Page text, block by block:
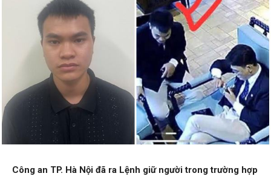
Công an TP. Hà Nội đã ra Lệnh giữ người trong trường hợp